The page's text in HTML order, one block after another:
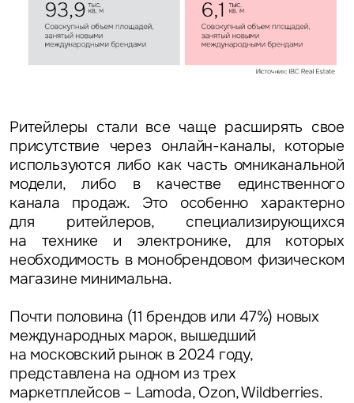
Ритейлеры стали все чаще расширять свое
присутствие через онлайн-каналы, которые
используются либо как часть омниканальной
модели, либо в качестве единственного
канала продаж. Это особенно характерно
для ритейлеров, специализирующихся
на технике и электронике, для которых
необходимость в монобрендовом физическом
магазине минимальна.
Почти половина (11 брендов или 47%) новых
международных марок, вышедший
на московский рынок в 2024 году,
представлена на одном из трех
маркетплейсов – Lamoda, Ozon, Wildberries.
Задайте свой вопрос
Это обязательное поле